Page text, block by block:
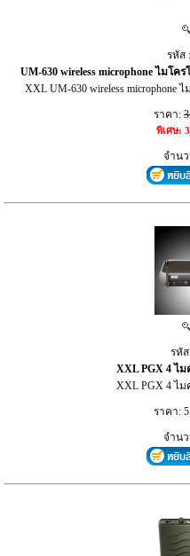
รหัส
UM-630 wireless microphone ไมโ
XXL UM-630 wireless
ราคา:
พิเศษ:
จำน
รหัส
XXL PGX 4 ไ
XXL PGX 4 ไ
ราคา:
จำน